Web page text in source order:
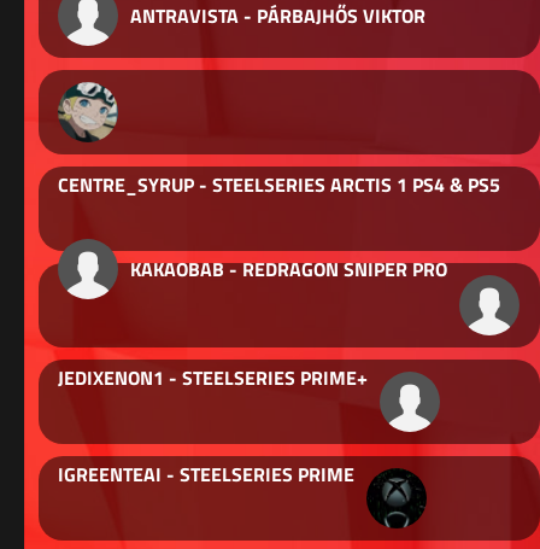
ANTRAVISTA - PÁRBAJHŐS VIKTOR
CENTRE_SYRUP - STEELSERIES ARCTIS 1 PS4 & PS5
KAKAOBAB - REDRAGON SNIPER PRO
JEDIXENON1 - STEELSERIES PRIME+
IGREENTEAI - STEELSERIES PRIME